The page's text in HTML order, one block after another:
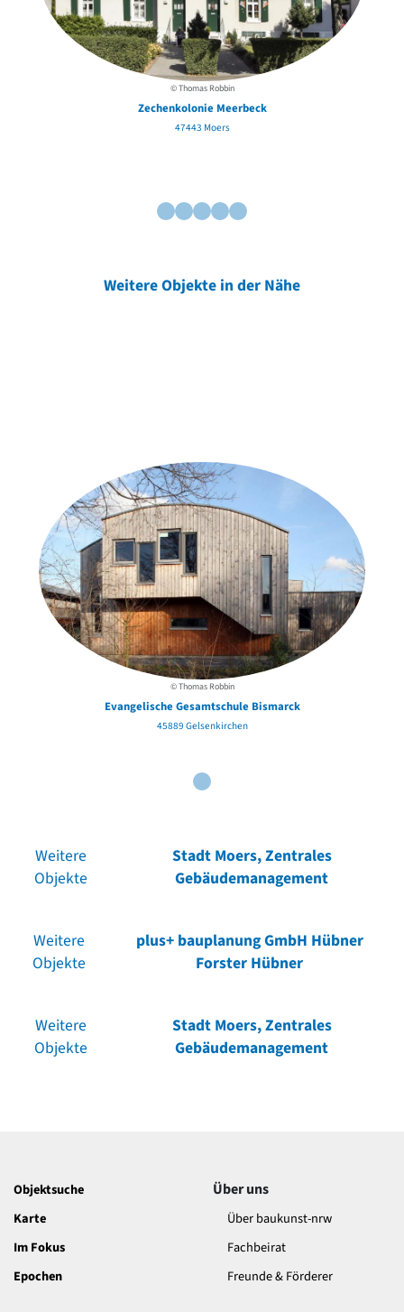
© Thomas Robbin
Zechenkolonie Meerbeck
47443 Moers
Weitere Objekte in der Nähe
© Thomas Robbin
Evangelische Gesamtschule Bismarck
45889 Gelsenkirchen
Weitere
Objekte
Stadt Moers, Zentrales
Gebäudemanagement
Weitere
Objekte
plus+ bauplanung GmbH Hübner
Forster Hübner
Weitere
Objekte
Stadt Moers, Zentrales
Gebäudemanagement
Objektsuche
Karte
Im Fokus
Epochen
Über uns
Über baukunst-nrw
Fachbeirat
Freunde & Förderer